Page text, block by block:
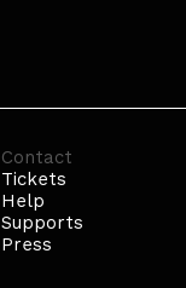
Contact
Tickets
Help
Supports
Press